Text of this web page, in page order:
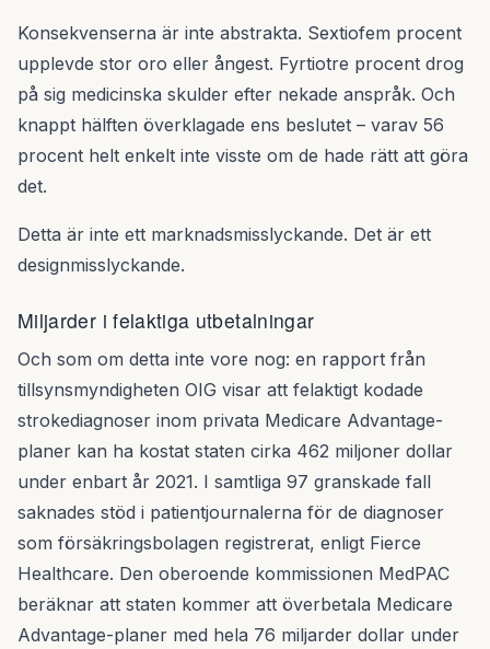
Konsekvenserna är inte abstrakta. Sextiofem procent
upplevde stor oro eller ångest. Fyrtiotre procent drog
på sig medicinska skulder efter nekade anspråk. Och
knappt hälften överklagade ens beslutet – varav 56
procent helt enkelt inte visste om de hade rätt att göra
det.
Detta är inte ett marknadsmisslyckande. Det är ett
designmisslyckande.
Miljarder i felaktiga utbetalningar
Och som om detta inte vore nog: en rapport från
tillsynsmyndigheten OIG visar att felaktigt kodade
strokediagnoser inom privata Medicare Advantage-
planer kan ha kostat staten cirka 462 miljoner dollar
under enbart år 2021. I samtliga 97 granskade fall
saknades stöd i patientjournalerna för de diagnoser
som försäkringsbolagen registrerat, enligt Fierce
Healthcare. Den oberoende kommissionen MedPAC
beräknar att staten kommer att överbetala Medicare
Advantage-planer med hela 76 miljarder dollar under